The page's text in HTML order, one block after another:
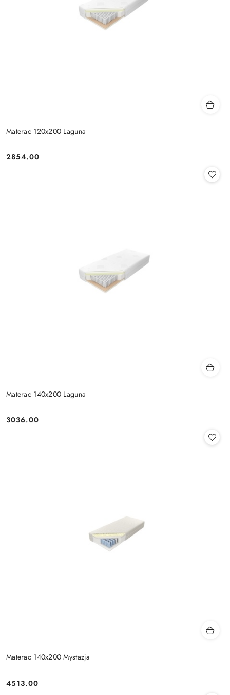
Materac 120x200 Laguna
Cena:
2854.00
Materac 140x200 Laguna
Cena:
3036.00
Materac 140x200 Mystazja
Cena:
4513.00